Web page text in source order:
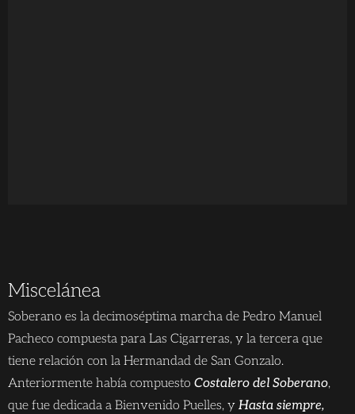
Miscelánea
Soberano es la decimoséptima marcha de Pedro Manuel
Pacheco compuesta para Las Cigarreras, y la tercera que
tiene relación con la Hermandad de San Gonzalo.
Anteriormente había compuesto Costalero del Soberano,
que fue dedicada a Bienvenido Puelles, y Hasta siempre,